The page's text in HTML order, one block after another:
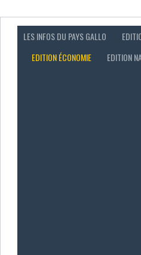
LES INFOS DU PAYS GALLO
EDITION ÉCONOMIE
EDITION